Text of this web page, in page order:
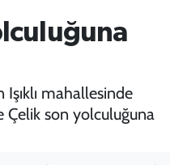
Işıklı mahallesinde
Çelik son yolculuğuna